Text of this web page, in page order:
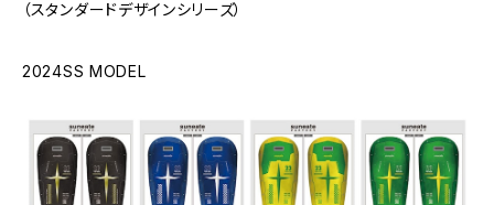
（スタンダードデザインシリーズ）
2024SS MODEL